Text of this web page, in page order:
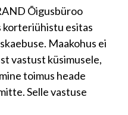
Õigusbüroo
korteriühistu esitas
Maakohus ei
vastust küsimusele,
toimus heade
Selle vastuse